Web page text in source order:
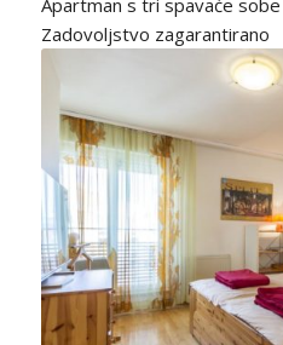
Zadovoljstvo zagarantirano